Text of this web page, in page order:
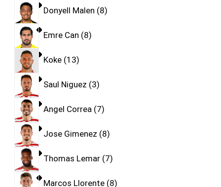
Donyell Malen 8
Emre Can 8
Koke 13
Saul Niguez 3
Angel Correa 7
Jose Gimenez 8
Thomas Lemar 7
Marcos Llorente 8